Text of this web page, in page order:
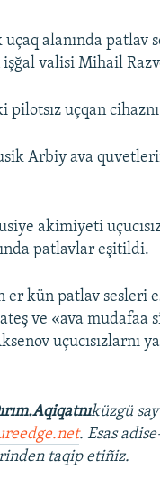
alanında patlav
işğal valisi Mihail
pilotsız uçqan
Arbiy ava
akimiyeti
patlavlar eşitildi.
er kün patlav sesleri
ve «ava mudafaa
uçucısızlarnı
küzgü
. Esas
taqip etiñiz.